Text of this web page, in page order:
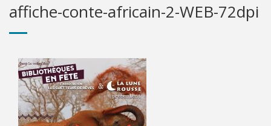
affiche-conte-africain-2-WEB-72dpi